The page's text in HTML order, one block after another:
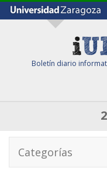
Boletín diario
Categorías